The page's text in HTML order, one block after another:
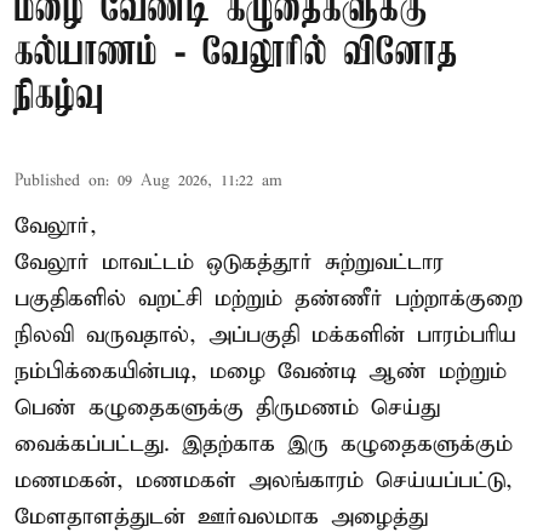
மழை வேண்டி கழுதைகளுக்கு
கல்யாணம் - வேலூரில் வினோத
நிகழ்வு
Published on: 09 Aug 2026, 11:22 am
வேலூர்,
வேலூர் மாவட்டம் ஒடுகத்தூர் சுற்றுவட்டார
பகுதிகளில் வறட்சி மற்றும் தண்ணீர் பற்றாக்குறை
நிலவி வருவதால், அப்பகுதி மக்களின் பாரம்பரிய
நம்பிக்கையின்படி, மழை வேண்டி ஆண் மற்றும்
பெண் கழுதைகளுக்கு திருமணம் செய்து
வைக்கப்பட்டது. இதற்காக இரு கழுதைகளுக்கும்
மணமகன், மணமகள் அலங்காரம் செய்யப்பட்டு,
மேளதாளத்துடன் ஊர்வலமாக அழைத்து